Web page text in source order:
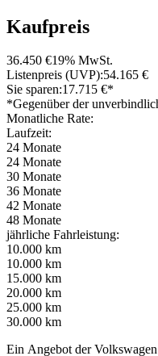
Kaufpreis
36.450 €19% MwSt.
Listenpreis (UVP):54.165 €
Sie sparen:17.715 €*
*Gegenüber der
Monatliche Rate:
Laufzeit:
24 Monate
24 Monate
30 Monate
36 Monate
42 Monate
48 Monate
jährliche Fahrleistung:
10.000 km
10.000 km
15.000 km
20.000 km
25.000 km
30.000 km
Ein Angebot der